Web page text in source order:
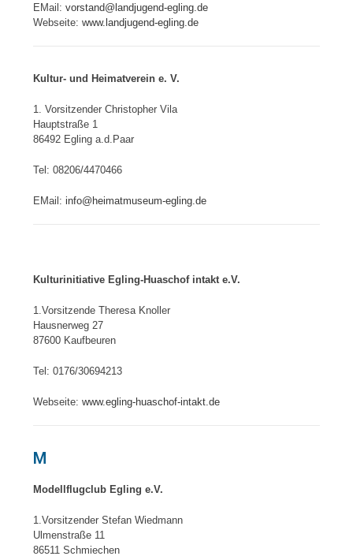
EMail:vorstand@landjugend-egling.de
Webseite:www.landjugend-egling.de
Kultur- und Heimatverein e. V.
1. Vorsitzender Christopher Vila
Hauptstraße 1
86492 Egling a.d.Paar
Tel: 08206/4470466
EMail:info@heimatmuseum-egling.de
Kulturinitiative Egling-Huaschof intakt e.V.
1.Vorsitzende Theresa Knoller
Hausnerweg 27
87600 Kaufbeuren
Tel: 0176/30694213
Webseite:www.egling-huaschof-intakt.de
M
Modellflugclub Egling e.V.
1.Vorsitzender Stefan Wiedmann
Ulmenstraße 11
86511 Schmiechen